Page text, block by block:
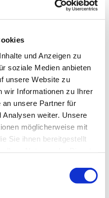
und Anzeigen zu
soziale Medien anbieten
unsere Website zu
wir Informationen zu Ihrer
an unsere Partner für
Analysen weiter. Unsere
möglicherweise mit
Sie ihnen bereitgestellt